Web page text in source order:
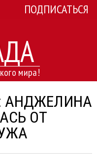
мира!
ПОДПИСАТЬСЯ
АНДЖЕЛИНА
ОТ